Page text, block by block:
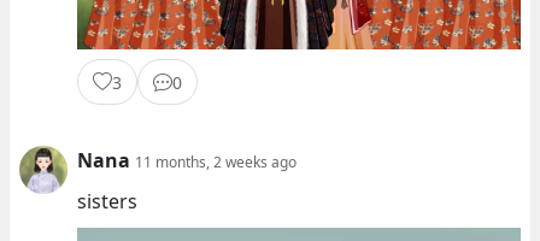
3 0
Nana 11 months, 2 weeks ago
sisters